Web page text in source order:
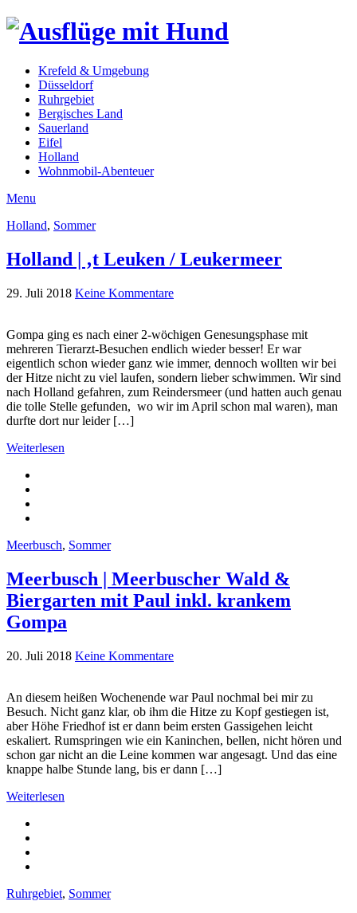
Krefeld & Umgebung
Düsseldorf
Ruhrgebiet
Bergisches Land
Sauerland
Eifel
Holland
Wohnmobil-Abenteuer
Menu
Holland, Sommer
Holland | ‚t Leuken / Leukermeer
29. Juli 2018 Keine Kommentare
Gompa ging es nach einer 2-wöchigen Genesungsphase mit
mehreren Tierarzt-Besuchen endlich wieder besser! Er war
eigentlich schon wieder ganz wie immer, dennoch wollten wir bei
der Hitze nicht zu viel laufen, sondern lieber schwimmen. Wir sind
nach Holland gefahren, zum Reindersmeer (und hatten auch genau
die tolle Stelle gefunden, wo wir im April schon mal waren), man
durfte dort nur leider […]
Weiterlesen
Meerbusch, Sommer
Meerbusch | Meerbuscher Wald &
Biergarten mit Paul inkl. krankem
Gompa
20. Juli 2018 Keine Kommentare
An diesem heißen Wochenende war Paul nochmal bei mir zu
Besuch. Nicht ganz klar, ob ihm die Hitze zu Kopf gestiegen ist,
aber Höhe Friedhof ist er dann beim ersten Gassigehen leicht
eskaliert. Rumspringen wie ein Kaninchen, bellen, nicht hören und
schon gar nicht an die Leine kommen war angesagt. Und das eine
knappe halbe Stunde lang, bis er dann […]
Weiterlesen
Ruhrgebiet, Sommer